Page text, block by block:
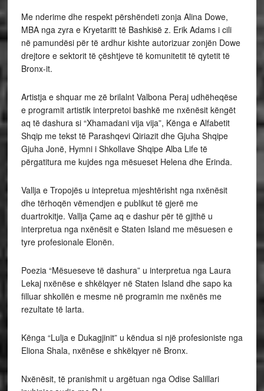
Me nderime dhe respekt përshëndeti zonja Alina Dowe,
MBA nga zyra e Kryetaritt të Bashkisë z. Erik Adams i cili
në pamundësi për të ardhur kishte autorizuar zonjën Dowe
drejtore e sektorit të çështjeve të komunitetit të qytetit të
Bronx-it.
Artistja e shquar me zë brilalnt Valbona Peraj udhëheqëse
e programit artistik interpretoi bashkë me nxënësit këngët
aq të dashura si “Xhamadani vija vija”, Kënga e Alfabetit
Shqip me tekst të Parashqevi Qiriazit dhe Gjuha Shqipe
Gjuha Jonë, Hymni i Shkollave Shqipe Alba Life të
përgatitura me kujdes nga mësueset Helena dhe Erinda.
Vallja e Tropojës u intepretua mjeshtërisht nga nxënësit
dhe tërhoqën vëmendjen e publikut të gjerë me
duartrokitje. Vallja Çame aq e dashur për të gjithë u
interpretua nga nxënësit e Staten Island me mësuesen e
tyre profesionale Elonën.
Poezia “Mësueseve të dashura” u interpretua nga Laura
Lekaj nxënëse e shkëlqyer në Staten Island dhe sapo ka
filluar shkollën e mesme në programin me nxënës me
rezultate të larta.
Kënga “Lulja e Dukagjinit” u këndua si një profesioniste nga
Eliona Shala, nxënëse e shkëlqyer në Bronx.
Nxënësit, të pranishmit u argëtuan nga Odise Salillari